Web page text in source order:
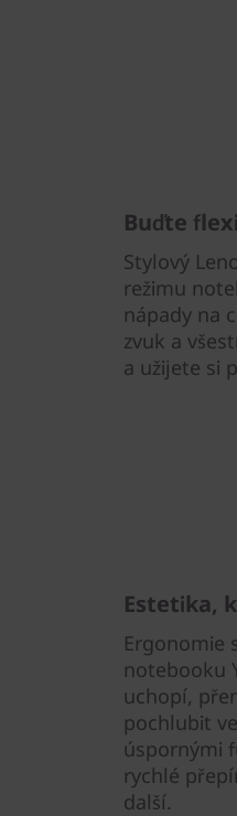
Buďte
Stylový
režimu
nápady na
zvuk a
a užijete si
Estetika,
Ergonomie
notebooku
uchopí,
pochlubit
úspornými
rychlé
další.